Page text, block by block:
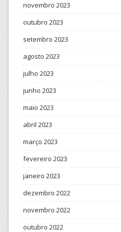
novembro 2023
outubro 2023
setembro 2023
agosto 2023
julho 2023
junho 2023
maio 2023
abril 2023
março 2023
fevereiro 2023
janeiro 2023
dezembro 2022
novembro 2022
outubro 2022